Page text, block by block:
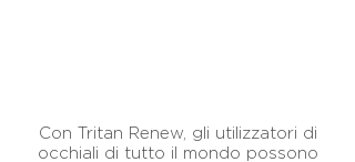
Con Tritan Renew, gli utilizzatori di
occhiali di tutto il mondo possono